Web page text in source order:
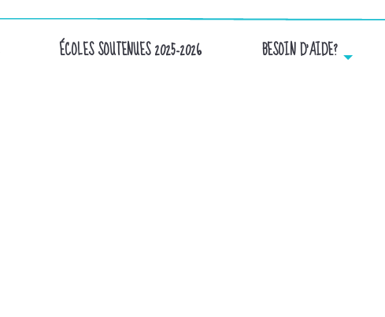
ÉCOLES SOUTENUES 2025-2026 BESOIN D’AIDE?